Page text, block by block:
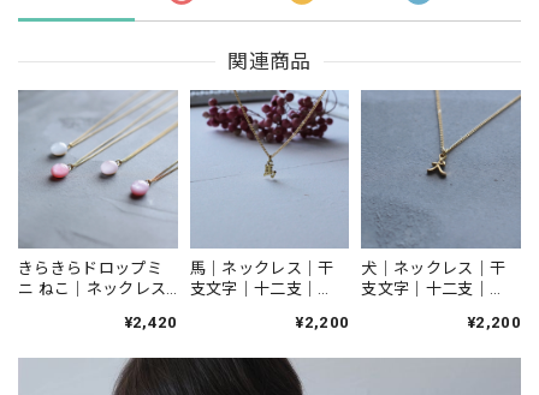
関連商品
きらきらドロップミ
ニ ねこ｜ネックレス
¥2,420
馬｜ネックレス｜干
支文字｜十二支｜
¥2,200
犬｜ネックレス｜干
支文字｜十二支｜
¥2,200